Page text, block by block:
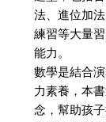
法、進位加
練習等大量
能力。
數學是結合
力素養，本
念，幫助孩